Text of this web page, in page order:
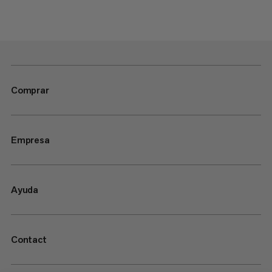
Comprar
Empresa
Ayuda
Contact